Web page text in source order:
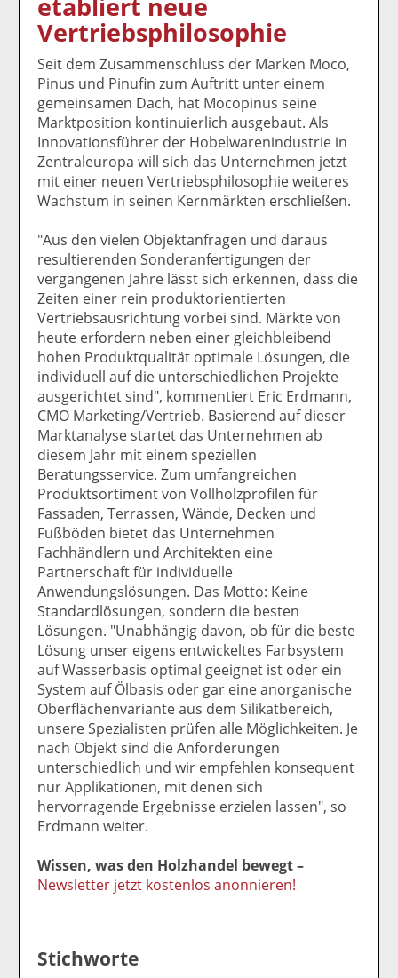
el
a
uf
F
ac
e
b
o
o
k
il
e
n
wi
tt
er
n
uf
Li
n
k
e
di
n
te
e
n
er
ai
l
v
er
se
d
n
ru
Vertriebsphilosophie
Seit dem Zusammenschluss der Marken Moco,
Pinus und Pinufin zum Auftritt unter einem
gemeinsamen Dach, hat Mocopinus seine
Marktposition kontinuierlich ausgebaut. Als
Innovationsführer der Hobelwarenindustrie in
Zentraleuropa will sich das Unternehmen jetzt
mit einer neuen Vertriebsphilosophie weiteres
Wachstum in seinen Kernmärkten erschließen.
"Aus den vielen Objektanfragen und daraus
resultierenden Sonderanfertigungen der
vergangenen Jahre lässt sich erkennen, dass die
Zeiten einer rein produktorientierten
Vertriebsausrichtung vorbei sind. Märkte von
heute erfordern neben einer gleichbleibend
hohen Produktqualität optimale Lösungen, die
individuell auf die unterschiedlichen Projekte
ausgerichtet sind", kommentiert Eric Erdmann,
CMO Marketing/Vertrieb. Basierend auf dieser
Marktanalyse startet das Unternehmen ab
diesem Jahr mit einem speziellen
Beratungsservice. Zum umfangreichen
Produktsortiment von Vollholzprofilen für
Fassaden, Terrassen, Wände, Decken und
Fußböden bietet das Unternehmen
Fachhändlern und Architekten eine
Partnerschaft für individuelle
Anwendungslösungen. Das Motto: Keine
Standardlösungen, sondern die besten
Lösungen. "Unabhängig davon, ob für die beste
Lösung unser eigens entwickeltes Farbsystem
auf Wasserbasis optimal geeignet ist oder ein
System auf Ölbasis oder gar eine anorganische
Oberflächenvariante aus dem Silikatbereich,
unsere Spezialisten prüfen alle Möglichkeiten. Je
nach Objekt sind die Anforderungen
unterschiedlich und wir empfehlen konsequent
nur Applikationen, mit denen sich
hervorragende Ergebnisse erzielen lassen", so
Erdmann weiter.
Wissen, was den Holzhandel bewegt –
Newsletter jetzt kostenlos anonnieren!
Stichworte